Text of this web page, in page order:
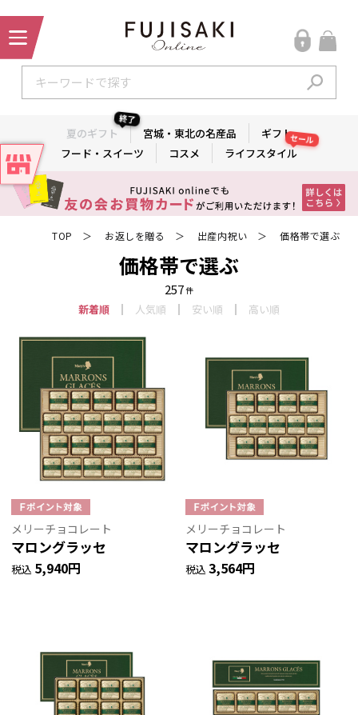
夏のギフト
終了
宮城・東北の名産品
ギフト
フード・スイーツ
コスメ ライフスタイル
セール
TOP ＞ お返しを贈る ＞ 出産内祝い ＞ 価格帯で選ぶ
価格帯で選ぶ
257件
新着順 人気順 安い順 高い順
メリーチョコレート
マロングラッセ
税込 5,940円
メリーチョコレート
マロングラッセ
税込 3,564円